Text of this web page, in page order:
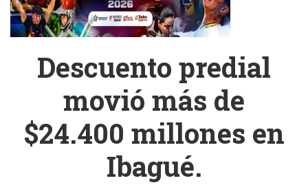
Descuento predial
movió más de
$24.400 millones en
Ibagué.